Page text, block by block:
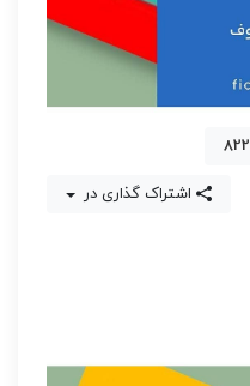
822
اشتراک گذاری در